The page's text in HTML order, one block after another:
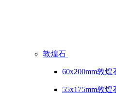
敦煌石
60x200mm敦煌
55x175mm敦煌